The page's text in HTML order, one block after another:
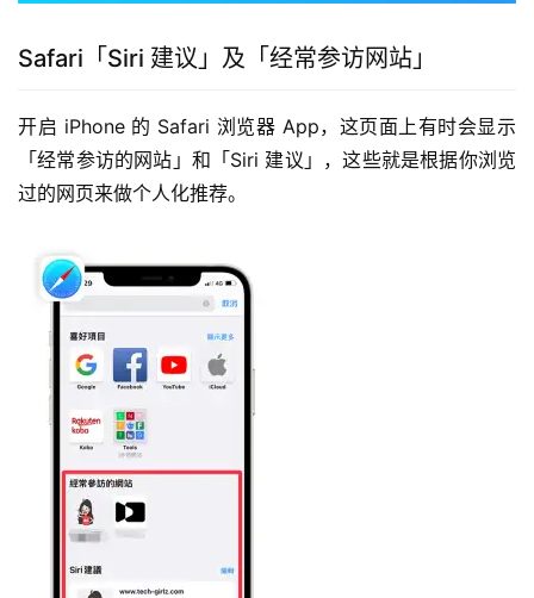
Safari「Siri 建议」及「经常参访网站」
开启 iPhone 的 Safari 浏览器 App，这页面上有时会显示
「经常参访的网站」和「Siri 建议」，这些就是根据你浏览
过的网页来做个人化推荐。